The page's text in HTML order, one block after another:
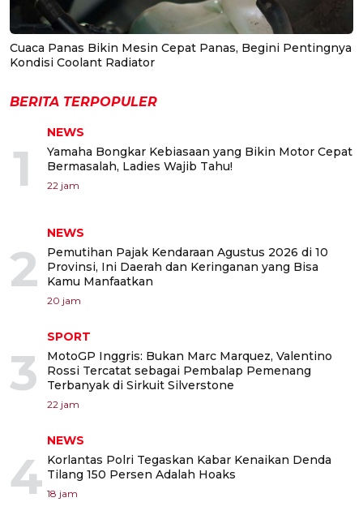
Cuaca Panas Bikin Mesin Cepat Panas, Begini Pentingnya
Kondisi Coolant Radiator
BERITA TERPOPULER
1
NEWS
Yamaha Bongkar Kebiasaan yang Bikin Motor Cepat
Bermasalah, Ladies Wajib Tahu!
22 jam
2
NEWS
Pemutihan Pajak Kendaraan Agustus 2026 di 10
Provinsi, Ini Daerah dan Keringanan yang Bisa
Kamu Manfaatkan
20 jam
3
SPORT
MotoGP Inggris: Bukan Marc Marquez, Valentino
Rossi Tercatat sebagai Pembalap Pemenang
Terbanyak di Sirkuit Silverstone
22 jam
4
NEWS
Korlantas Polri Tegaskan Kabar Kenaikan Denda
Tilang 150 Persen Adalah Hoaks
18 jam